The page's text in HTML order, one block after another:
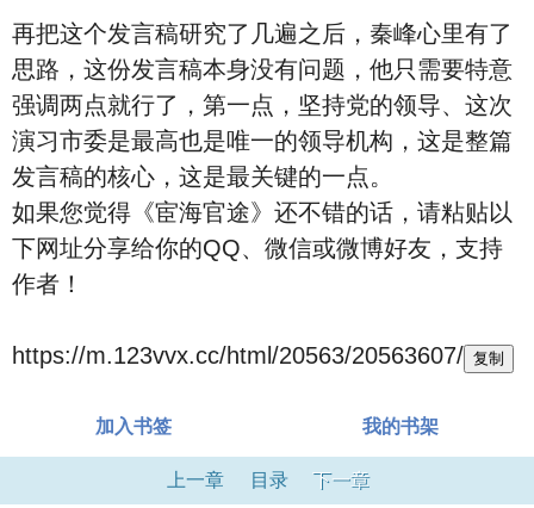
再把这个发言稿研究了几遍之后，秦峰心里有了
思路，这份发言稿本身没有问题，他只需要特意
强调两点就行了，第一点，坚持党的领导、这次
演习市委是最高也是唯一的领导机构，这是整篇
发言稿的核心，这是最关键的一点。
如果您觉得《宦海官途》还不错的话，请粘贴以
下网址分享给你的QQ、微信或微博好友，支持
作者！
https://m.123vvx.cc/html/20563/20563607/ 复制
加入书签 我的书架
上一章 目录 下一章